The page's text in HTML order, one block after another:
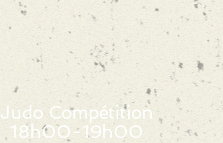
Judo Compétition
18h00-19h00